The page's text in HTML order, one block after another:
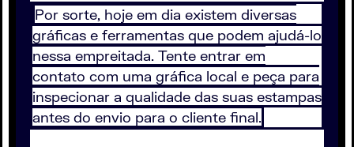
Por sorte, hoje em dia existem diversas
gráficas e ferramentas que podem ajudá-lo
nessa empreitada. Tente entrar em
contato com uma gráfica local e peça para
inspecionar a qualidade das suas estampas
antes do envio para o cliente final.